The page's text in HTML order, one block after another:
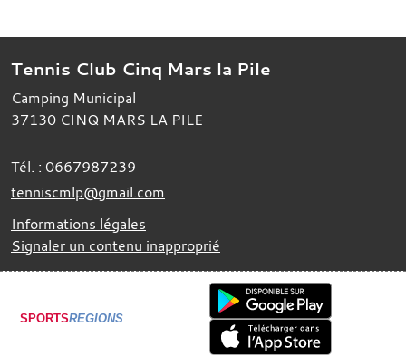
Tennis Club Cinq Mars la Pile
Camping Municipal
37130 CINQ MARS LA PILE
Tél. : 0667987239
tenniscmlp@gmail.com
Informations légales
Signaler un contenu inapproprié
SPORTSREGIONS